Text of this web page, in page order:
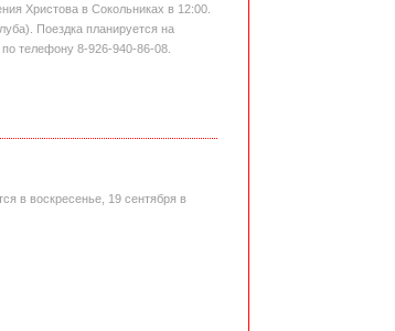
Христова в Сокольниках в 12:00.
Поездка планируется на
телефону 8-926-940-86-08.
в воскресенье, 19 сентября в